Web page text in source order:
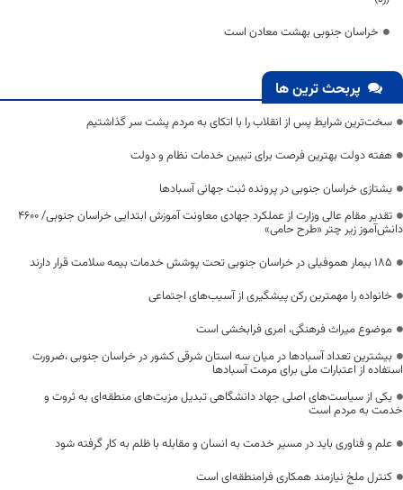
خراسان جنوبی بهشت معادن است
پربحث ترین ها
سخت‌ترین شرایط پس از انقلاب را با اتکای به مردم پشت سر گذاشتیم
هفته دولت بهترین فرصت برای تبیین خدمات نظام و دولت
یشتازی خراسان جنوبی در پرونده ثبت جهانی آسبادها
تقدیر مقام عالی وزارت از عملکرد جهادی معاونت آموزش ابتدایی خراسان جنوبی/ ۴۶۰۰
دانش‌آموز زیر چتر «طرح حامی»
۱۸۵ بیمار هموفیلی در خراسان جنوبی تحت پوشش خدمات بیمه سلامت قرار دارند
خانواده را مهمترین رکن پیشگیری از آسیب‌های اجتماعی
موضوع میراث فرهنگی، امری فرابخشی است
بیشترین تعداد آسبادها در میان سه استان شرقی کشور در خراسان جنوبی ،ضرورت
استفاده از اعتبارات ملی برای مرمت آسبادها
یکی از سیاست‌های اصلی جهاد دانشگاهی تبدیل مزیت‌های منطقه‌ای به ثروت و
خدمت به مردم است
علم و فناوری باید در مسیر خدمت به انسان و مقابله با ظلم به کار گرفته شود
کنترل ملخ نیازمند همکاری فرامنطقه‌ای است